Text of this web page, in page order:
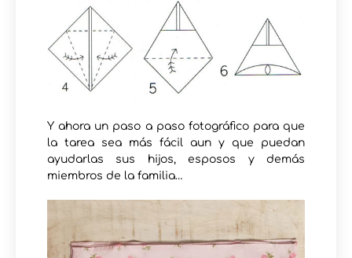
Y ahora un paso a paso fotográfico para que
la tarea sea más fácil aun y que puedan
ayudarlas sus hijos, esposos y demás
miembros de la familia…